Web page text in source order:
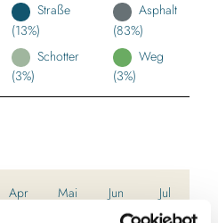
Straße
(13%)
Asphalt
(83%)
Schotter
(3%)
Weg
(3%)
Apr Mai Jun Jul